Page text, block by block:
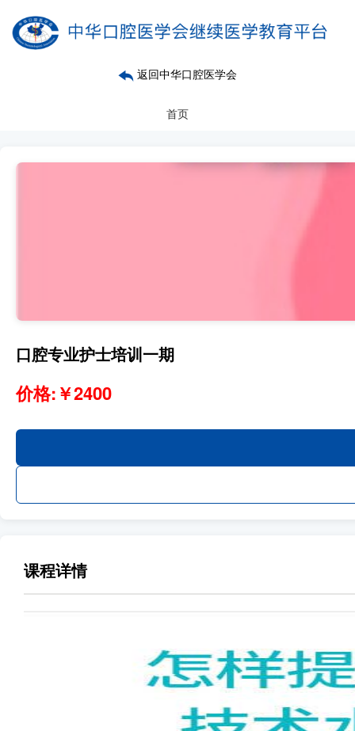
返回中华口腔医学会
首页
口腔专业护士培训一期
价格:￥2400
课程详情